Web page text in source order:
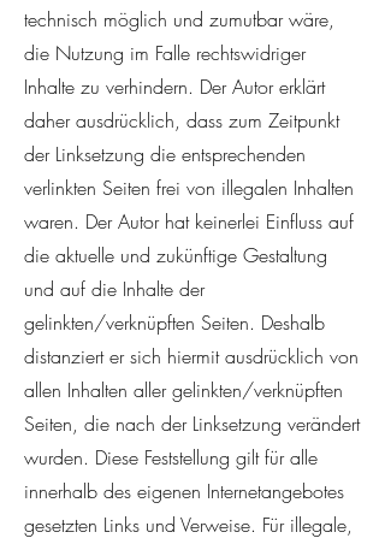
technisch möglich und zumutbar wäre,
die Nutzung im Falle rechtswidriger
Inhalte zu verhindern. Der Autor erklärt
daher ausdrücklich, dass zum Zeitpunkt
der Linksetzung die entsprechenden
verlinkten Seiten frei von illegalen Inhalten
waren. Der Autor hat keinerlei Einfluss auf
die aktuelle und zukünftige Gestaltung
und auf die Inhalte der
gelinkten/verknüpften Seiten. Deshalb
distanziert er sich hiermit ausdrücklich von
allen Inhalten aller gelinkten/verknüpften
Seiten, die nach der Linksetzung verändert
wurden. Diese Feststellung gilt für alle
innerhalb des eigenen Internetangebotes
gesetzten Links und Verweise. Für illegale,